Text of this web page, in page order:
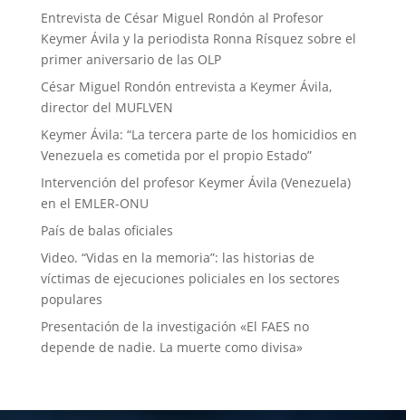
Entrevista de César Miguel Rondón al Profesor
Keymer Ávila y la periodista Ronna Rísquez sobre el
primer aniversario de las OLP
César Miguel Rondón entrevista a Keymer Ávila,
director del MUFLVEN
Keymer Ávila: “La tercera parte de los homicidios en
Venezuela es cometida por el propio Estado”
Intervención del profesor Keymer Ávila (Venezuela)
en el EMLER-ONU
País de balas oficiales
Video. “Vidas en la memoria”: las historias de
víctimas de ejecuciones policiales en los sectores
populares
Presentación de la investigación «El FAES no
depende de nadie. La muerte como divisa»